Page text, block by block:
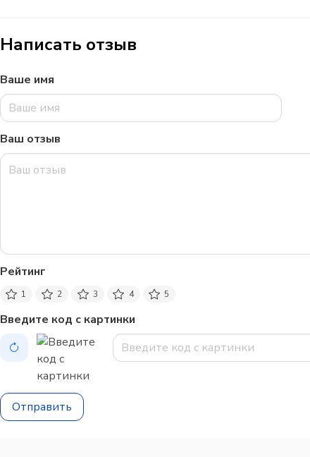
Написать отзыв
Ваше имя
Ваш отзыв
Рейтинг
1 2 3 4 5
Введите код с картинки
Отправить